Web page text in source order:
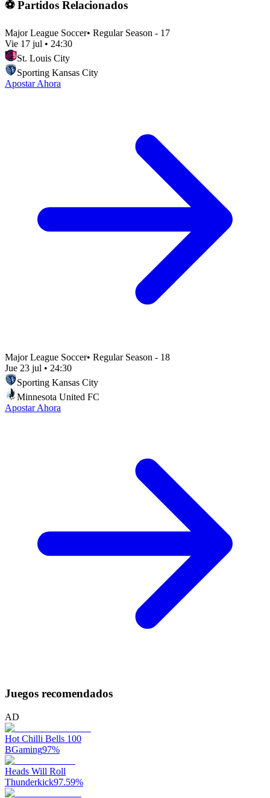
⚽ Partidos Relacionados
Major League Soccer• Regular Season - 17
Vie 17 jul • 24:30
St. Louis City
Sporting Kansas City
Apostar Ahora
Major League Soccer• Regular Season - 18
Jue 23 jul • 24:30
Sporting Kansas City
Minnesota United FC
Apostar Ahora
Juegos recomendados
AD
Hot Chilli Bells 100
BGaming97%
Heads Will Roll
Thunderkick97.59%